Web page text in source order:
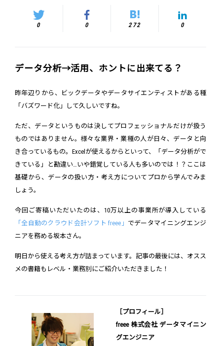
0 0 272 0
データ分析→活用、ホントに出来てる？
昨年辺りから、ビックデータやデータサイエンティストがある種
「バズワード化」して久しいですね。
ただ、データというものは決してプロフェッショナルだけが扱う
ものではありません。様々な業界・業種の人が日々、データと向
き合っているもの。Excelが使えるからといって、「データ分析がで
きている」と勘違い…いや錯覚している人も多いのでは！？ここは
基礎から、データの扱い方・考え方についてプロから学んでみま
しょう。
今回ご寄稿いただいたのは、10万以上の事業所が導入している
「全自動のクラウド会計ソフト freee」 でデータマイニングエンジ
ニアを務める坂本さん。
明日から使える考え方が詰まっています。記事の最後には、オスス
メの書籍もレベル・業務別にご紹介いただきました！
［プロフィール］
freee 株式会社 データマイニン
グエンジニア